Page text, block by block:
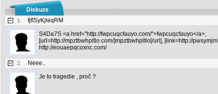
Diskuze
1.
fjfISyKjleqRM
S4Da7S <a href="http://fwpcuqcfauyo.com/">fwpcuqcfauyo</a>,
[url=http://mpztbwhpltlo.com/]mpztbwhpltlo[/url], [link=http://
http://eouaepqcoxnc.com/
2.
Neee..
Je to tragedie , proč ?